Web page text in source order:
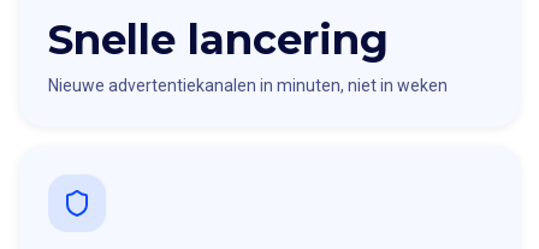
Snelle lancering
Nieuwe advertentiekanalen in minuten, niet in weken